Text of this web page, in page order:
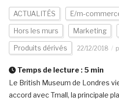
ACTUALITÉS E/m-
Hors les murs Marketing
Produits dérivés 22/12/2018
Temps de lecture : 5 min
Le British Museum de Londres
accord avec Tmall, la principale